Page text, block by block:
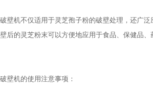
机不仅适用于灵芝孢子粉的破壁处理，还广泛
后的灵芝粉末可以方便地应用于食品、保健品
机的使用注意事项：